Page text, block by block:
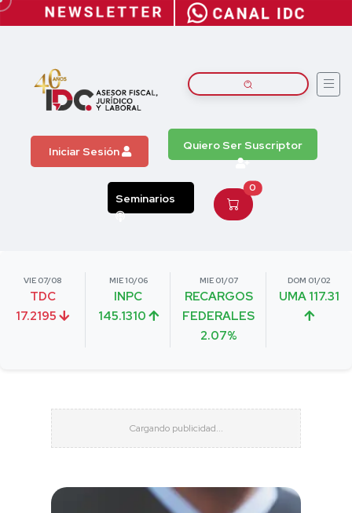
Iniciar Sesión Quiero Ser Suscriptor
Seminarios
0
VIE 07/08
TDC
17.2195
MIE 10/06
INPC
145.1310
MIE 01/07
RECARGOS
FEDERALES
2.07%
DOM 01/02
UMA 117.31